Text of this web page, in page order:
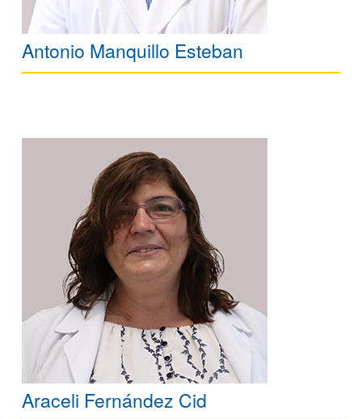
Antonio Manquillo Esteban
Araceli Fernández Cid